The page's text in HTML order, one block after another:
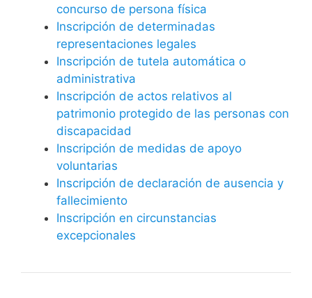
concurso de persona física
Inscripción de determinadas
representaciones legales
Inscripción de tutela automática o
administrativa
Inscripción de actos relativos al
patrimonio protegido de las personas con
discapacidad
Inscripción de medidas de apoyo
voluntarias
Inscripción de declaración de ausencia y
fallecimiento
Inscripción en circunstancias
excepcionales